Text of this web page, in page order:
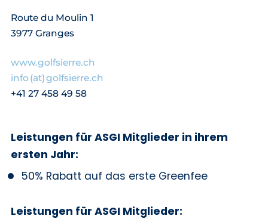
Route du Moulin 1
3977 Granges
www.golfsierre.ch
info (at) golfsierre.ch
+41 27 458 49 58
Leistungen für ASGI Mitglieder in ihrem
ersten Jahr:
50% Rabatt auf das erste Greenfee
Leistungen für ASGI Mitglieder: